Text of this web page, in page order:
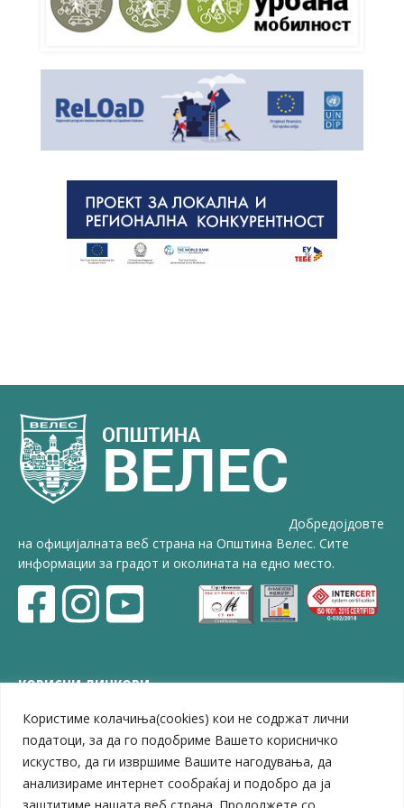
Користиме колачиња(cookies) кои не содржат лични
податоци, за да го подобриме Вашето корисничко
искуство, да ги извршиме Вашите нагодувања, да
анализираме интернет сообраќај и подобро да ја
заштитиме нашата веб страна. Продолжете со
Добредојдовте
на официјалната веб страна на Општина Велес. Сите
информации за градот и околината на едно место.
КОРИСНИ ЛИНКОВИ
ЗЕЛС – Заедница на единиците на локална самоуправа
Центар за развој на Вардарски плански регион
Јавно комунално претпријатие „Дервен“
ЈПССО „Парк – спорт и паркинзи“
ЛБ „Гоце Делчев“